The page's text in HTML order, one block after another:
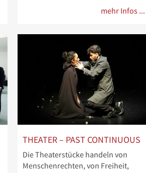
mehr Infos ...
THEATER – PAST CONTINUOUS
Die Theaterstücke handeln von
Menschenrechten, von Freiheit,